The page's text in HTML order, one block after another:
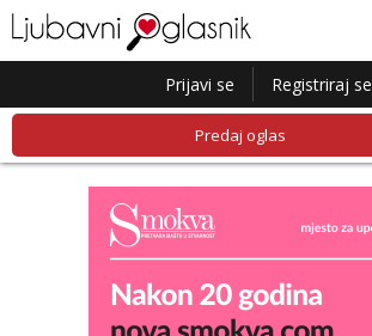
Prijavi se Registriraj se
Predaj oglas